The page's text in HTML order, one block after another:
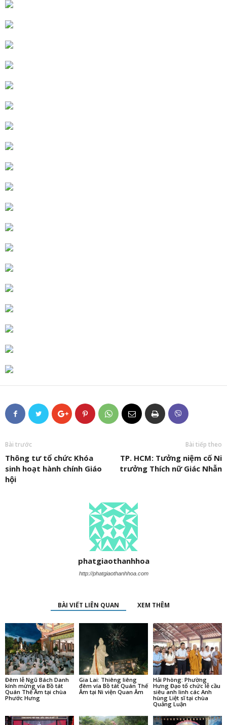
Bài trước
Thông tư tổ chức Khóa
sinh hoạt hành chính Giáo
hội
Bài tiếp theo
TP. HCM: Tưởng niệm cố Ni
trưởng Thích nữ Giác Nhẫn
phatgiaothanhhoa
http://phatgiaothanhhoa.com
BÀI VIẾT LIÊN QUAN XEM THÊM
Đêm lễ Ngũ Bách Danh
kính mừng vía Bồ tát
Quán Thế Âm tại chùa
Phước Hưng
Gia Lai: Thiêng liêng
đêm vía Bồ tát Quán Thế
Âm tại Ni viện Quan Âm
Hải Phòng: Phường
Hưng Đạo tổ chức lễ cầu
siêu anh linh các Anh
hùng Liệt sĩ tại chùa
Quảng Luận